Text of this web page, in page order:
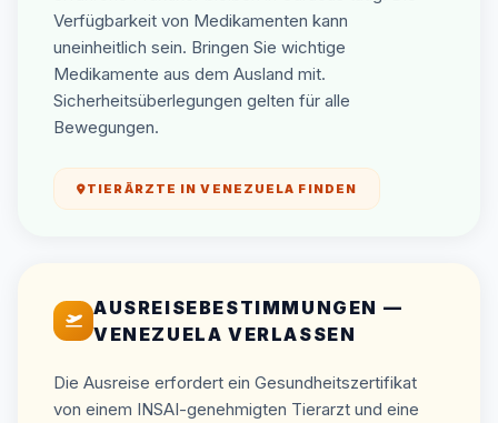
Verfügbarkeit von Medikamenten kann
uneinheitlich sein. Bringen Sie wichtige
Medikamente aus dem Ausland mit.
Sicherheitsüberlegungen gelten für alle
Bewegungen.
TIERÄRZTE IN VENEZUELA FINDEN
AUSREISEBESTIMMUNGEN —
VENEZUELA VERLASSEN
Die Ausreise erfordert ein Gesundheitszertifikat
von einem INSAI-genehmigten Tierarzt und eine